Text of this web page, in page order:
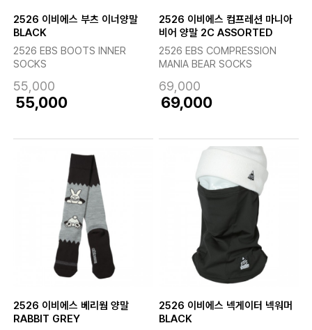
2526 이비에스 부츠 이너양말
BLACK
2526 EBS BOOTS INNER
SOCKS
55,000
55,000
2526 이비에스 컴프레션 마니아
비어 양말 2C ASSORTED
2526 EBS COMPRESSION
MANIA BEAR SOCKS
69,000
69,000
2526 이비에스 베리웜 양말
RABBIT GREY
2526 이비에스 넥게이터 넥워머
BLACK